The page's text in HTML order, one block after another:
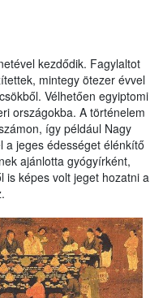
kezdődik. Fagylaltot
mintegy ötezer évvel
Vélhetően egyiptomi
országokba. A történelem
így például Nagy
a jeges édességet élénkítő
ajánlotta gyógyírként,
is képes volt jeget hozatni a